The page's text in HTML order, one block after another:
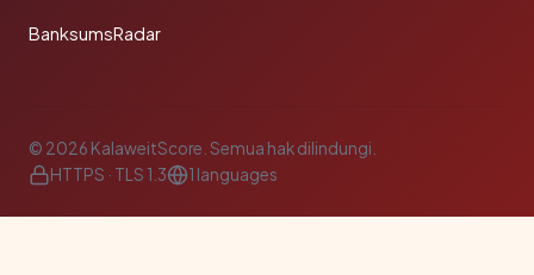
BanksumsRadar
© 2026 KalaweitScore. Semua hak dilindungi.
HTTPS · TLS 1.3
1 languages